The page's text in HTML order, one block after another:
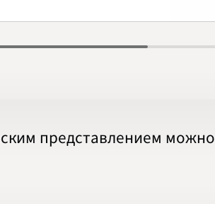
представлением можно